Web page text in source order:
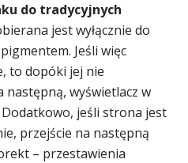
do tradycyjnych
jest wyłącznie do
Jeśli więc
to dopóki jej nie
następną, wyświetlacz w
jeśli strona jest
przejście na następną
– przestawienia